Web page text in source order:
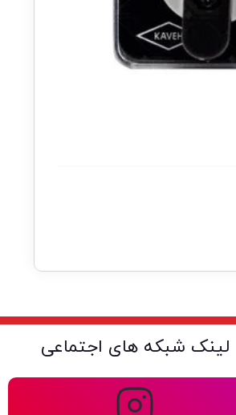
لینک شبکه های اجتماعی